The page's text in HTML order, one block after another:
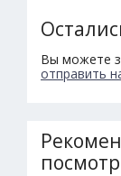
Вы можете
отправить